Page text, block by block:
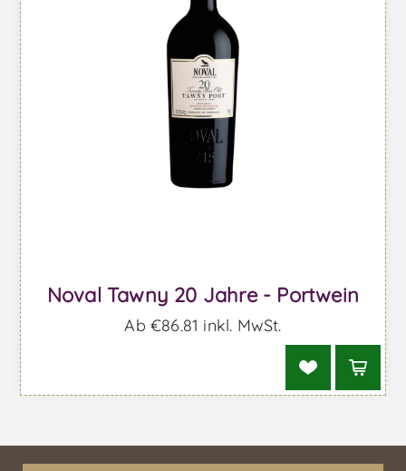
Noval Tawny 20 Jahre - Portwein
Ab €86,81 inkl. MwSt.